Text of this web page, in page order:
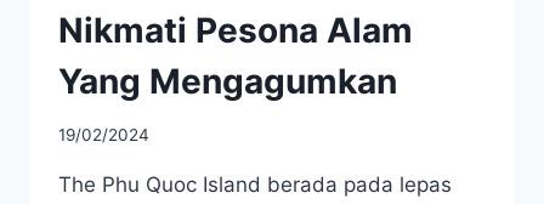
Nikmati Pesona Alam
Yang Mengagumkan
19/02/2024
The Phu Quoc Island berada pada lepas